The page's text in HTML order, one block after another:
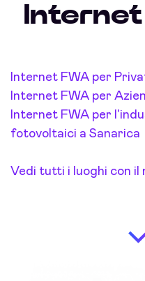
Internet FWA per
Internet FWA per
Internet FWA per
fotovoltaici a Sanarica
Vedi tutti i luoghi con il